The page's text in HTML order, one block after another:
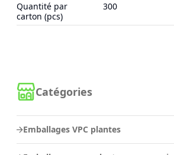
Catégories
Emballages VPC plantes
Quantité par
carton (pcs)
300